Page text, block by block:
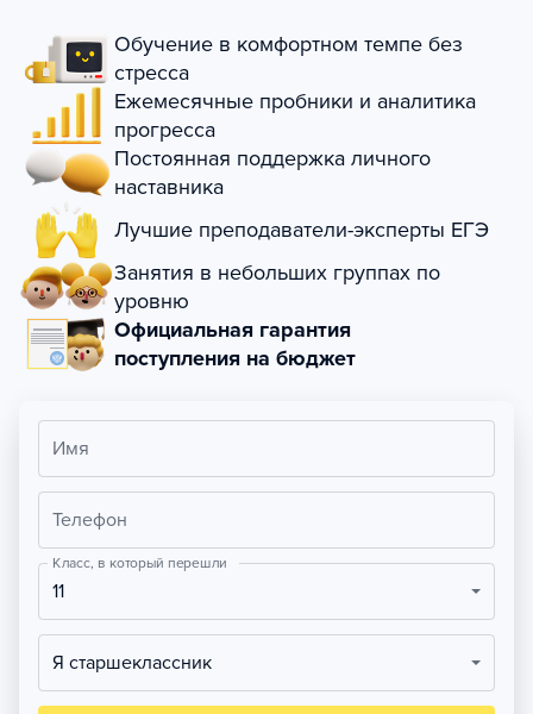
Обучение в комфортном темпе без
стресса
Ежемесячные пробники и аналитика
прогресса
Постоянная поддержка личного
наставника
Лучшие преподаватели-эксперты ЕГЭ
Занятия в небольших группах по
уровню
Официальная гарантия
поступления на бюджет
Имя
Телефон
Класс, в который перешли
11
Я старшеклассник